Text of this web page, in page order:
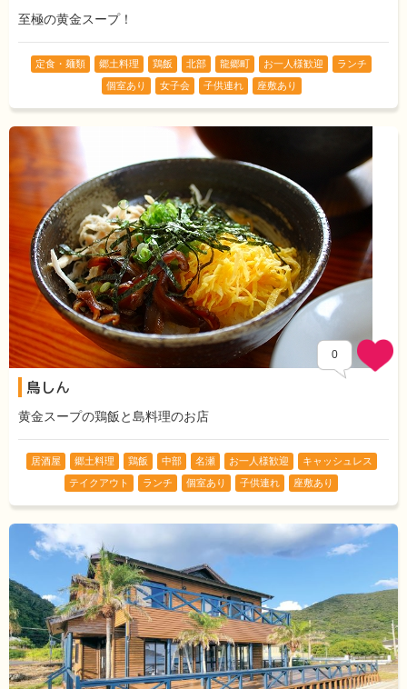
至極の黄金スープ！
定食・麺類 郷土料理 鶏飯 北部 龍郷町 お一人様歓迎
ランチ
個室あり
女子会 子供連れ 座敷あり
0
鳥しん
黄金スープの鶏飯と島料理のお店
居酒屋 郷土料理 鶏飯 中部 名瀬 お一人様歓迎
キャッシュレス
テイクアウト
ランチ 個室あり 子供連れ 座敷あり